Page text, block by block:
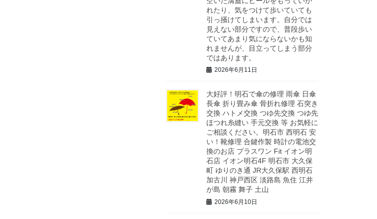
れたり、気をつけて歩いていても
引っ掻けてしまいます。自分では
見えない部分ですので、普段歩い
ていてあまり気にならないかも知
れませんが、目立ってしまう部分
ではあります。
2026年6月11日
大好評！明石で傘の修理 雨傘 日傘
長傘 折り畳み傘 骨折れ修理 石突き
交換 ハトメ交換 つゆ先交換 つゆ先
ほつれ糸縫い 手元交換 等 お気軽に
ご相談ください。明石市 西明石 安
い！靴修理 合鍵作製 時計の電池交
換のお店 プラスワン Fit イオン明
石店 イオン明石4F 明石市 大久保
町 ゆりのき通 JR大久保駅 西明石
加古川 神戸西区 淡路島 魚住 江井
が島 朝霧 舞子 土山
2026年6月10日